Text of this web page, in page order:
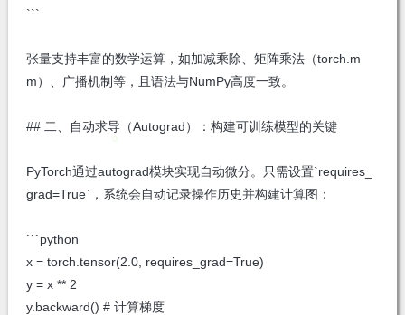
```
张量支持丰富的数学运算，如加减乘除、矩阵乘法（torch.m
m）、广播机制等，且语法与NumPy高度一致。
## 二、自动求导（Autograd）：构建可训练模型的关键
PyTorch通过autograd模块实现自动微分。只需设置`requires_
grad=True`，系统会自动记录操作历史并构建计算图：
```python
x = torch.tensor(2.0, requires_grad=True)
y = x ** 2
y.backward() # 计算梯度